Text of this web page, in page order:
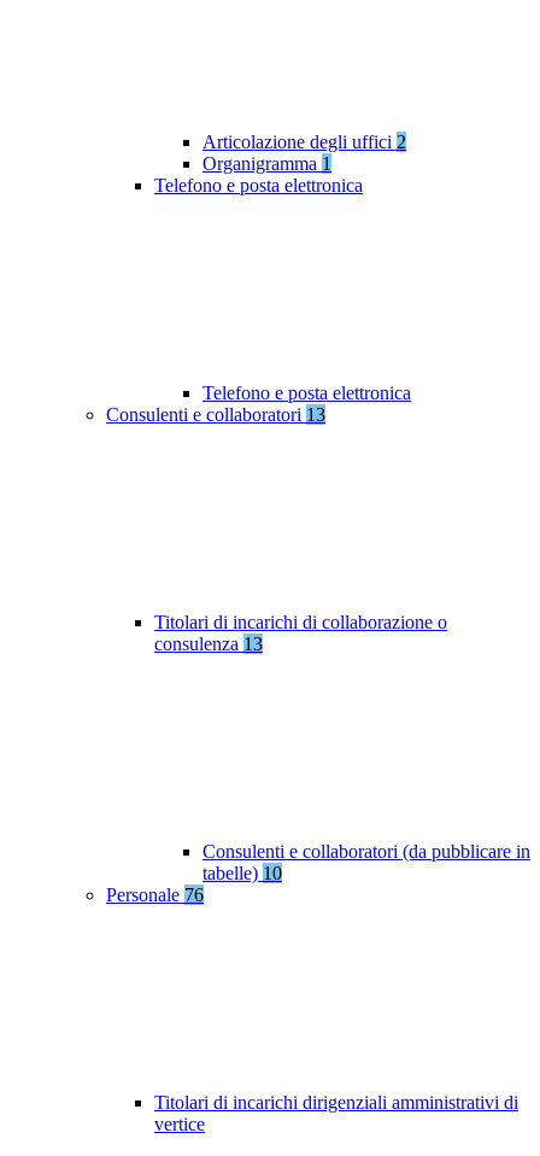
Articolazione degli uffici 2
Organigramma 1
Telefono e posta elettronica
Telefono e posta elettronica
Consulenti e collaboratori 13
Titolari di incarichi di collaborazione o
consulenza 13
Consulenti e collaboratori (da pubblicare in
tabelle) 10
Personale 76
Titolari di incarichi dirigenziali amministrativi di
vertice